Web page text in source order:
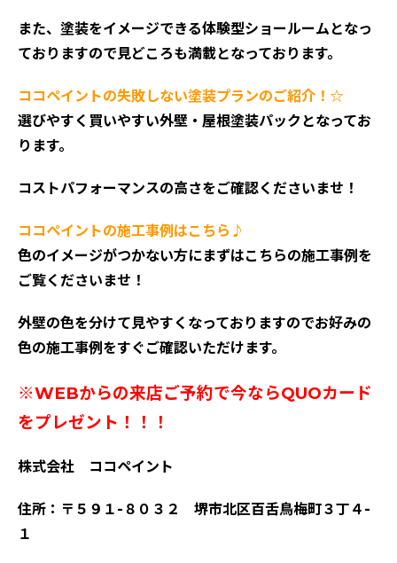
また、塗装をイメージできる体験型ショールームとなっ
ておりますので見どころも満載となっております。
ココペイントの失敗しない塗装プランのご紹介！☆
選びやすく買いやすい外壁・屋根塗装パックとなってお
ります。
コストパフォーマンスの高さをご確認くださいませ！
ココペイントの施工事例はこちら♪
色のイメージがつかない方にまずはこちらの施工事例を
ご覧くださいませ！
外壁の色を分けて見やすくなっておりますのでお好みの
色の施工事例をすぐご確認いただけます。
※WEBからの来店ご予約で今ならQUOカード
をプレゼント！！！
株式会社 ココペイント
住所：〒５９１-８０３２ 堺市北区百舌鳥梅町３丁４-
１